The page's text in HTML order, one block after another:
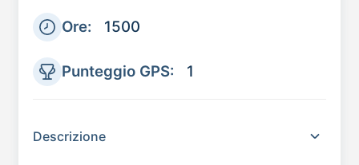
Ore: 1500
Punteggio GPS: 1
Descrizione